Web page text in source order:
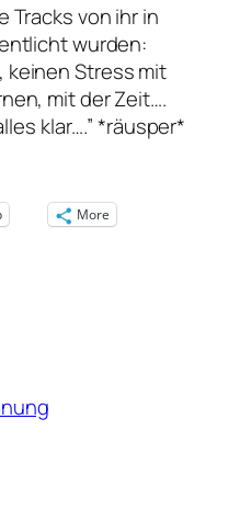
Tracks von ihr in
wurden:
keinen Stress mit
mit der Zeit….
klar….” *räusper*
More